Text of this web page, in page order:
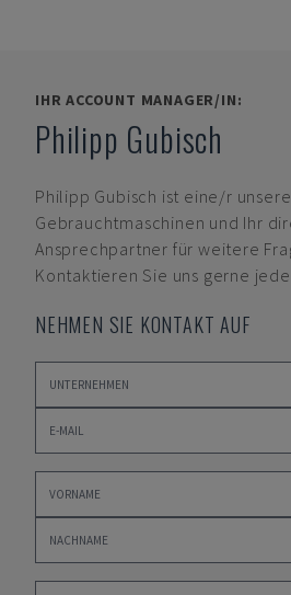
IHR ACCOUNT MANAGER/IN:
Philipp Gubisch
Philipp Gubisch ist eine/r
Gebrauchtmaschinen und Ihr
Ansprechpartner für weitere
Kontaktieren Sie uns gerne
NEHMEN SIE KONTAKT AUF